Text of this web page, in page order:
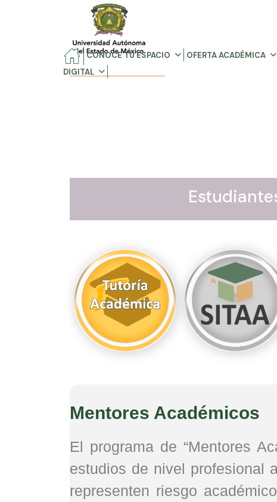
CONOCE TU ESPACIO OFERTA ACADÉMICA
DIGITAL
Mentores Académicos
El programa de “Mentores
estudios de nivel profesional
representen riesgo